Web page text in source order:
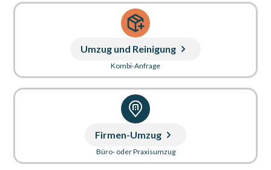
Umzug und Reinigung
Kombi-Anfrage
Firmen-Umzug
Büro- oder Praxisumzug